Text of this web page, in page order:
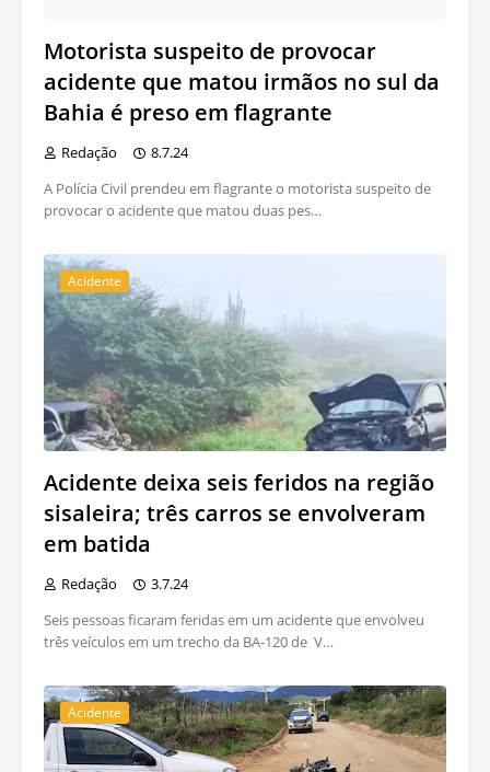
Motorista suspeito de provocar
acidente que matou irmãos no sul da
Bahia é preso em flagrante
Redação
8.7.24
A Polícia Civil prendeu em flagrante o motorista suspeito de
provocar o acidente que matou duas pes…
Acidente
Acidente deixa seis feridos na região
sisaleira; três carros se envolveram
em batida
Redação
3.7.24
Seis pessoas ficaram feridas em um acidente que envolveu
três veículos em um trecho da BA-120 de V…
Acidente